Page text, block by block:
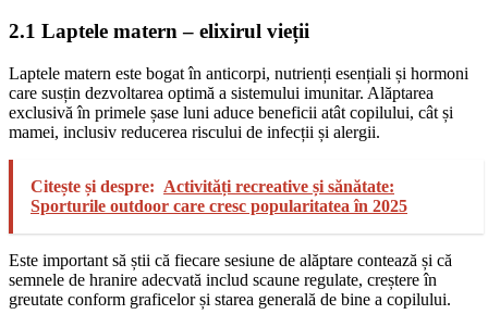
2.1 Laptele matern – elixirul vieții
Laptele matern este bogat în anticorpi, nutrienți esențiali și hormoni
care susțin dezvoltarea optimă a sistemului imunitar. Alăptarea
exclusivă în primele șase luni aduce beneficii atât copilului, cât și
mamei, inclusiv reducerea riscului de infecții și alergii.
Citește și despre: Activități recreative și sănătate:
Sporturile outdoor care cresc popularitatea în 2025
Este important să știi că fiecare sesiune de alăptare contează și că
semnele de hranire adecvată includ scaune regulate, creștere în
greutate conform graficelor și starea generală de bine a copilului.